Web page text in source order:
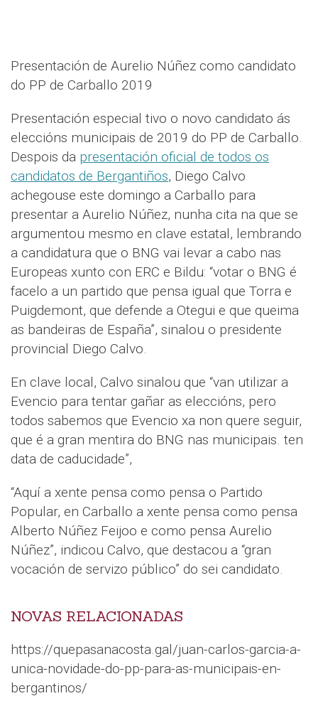
Presentación de Aurelio Núñez como candidato
do PP de Carballo 2019
Presentación especial tivo o novo candidato ás
eleccións municipais de 2019 do PP de Carballo.
Despois da presentación oficial de todos os
candidatos de Bergantiños, Diego Calvo
achegouse este domingo a Carballo para
presentar a Aurelio Núñez, nunha cita na que se
argumentou mesmo en clave estatal, lembrando
a candidatura que o BNG vai levar a cabo nas
Europeas xunto con ERC e Bildu: “votar o BNG é
facelo a un partido que pensa igual que Torra e
Puigdemont, que defende a Otegui e que queima
as bandeiras de España”, sinalou o presidente
provincial Diego Calvo.
En clave local, Calvo sinalou que “van utilizar a
Evencio para tentar gañar as eleccións, pero
todos sabemos que Evencio xa non quere seguir,
que é a gran mentira do BNG nas municipais. ten
data de caducidade”,
“Aquí a xente pensa como pensa o Partido
Popular, en Carballo a xente pensa como pensa
Alberto Núñez Feijoo e como pensa Aurelio
Núñez”, indicou Calvo, que destacou a “gran
vocación de servizo público” do sei candidato.
NOVAS RELACIONADAS
https://quepasanacosta.gal/juan-carlos-garcia-a-
unica-novidade-do-pp-para-as-municipais-en-
bergantinos/